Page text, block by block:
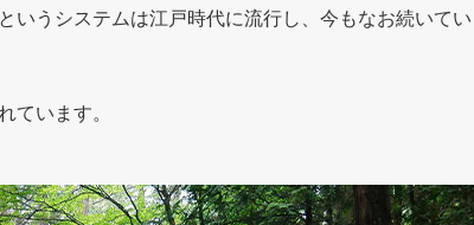
いうシステムは江戸時代に流行し、今もなお続いて
ています。